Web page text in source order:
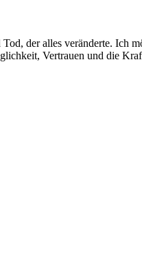
der alles veränderte. Ich
Vertrauen und die